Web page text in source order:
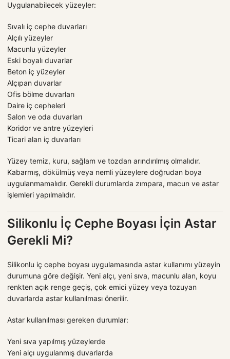
Uygulanabilecek yüzeyler:
Sıvalı iç cephe duvarları
Alçılı yüzeyler
Macunlu yüzeyler
Eski boyalı duvarlar
Beton iç yüzeyler
Alçıpan duvarlar
Ofis bölme duvarları
Daire iç cepheleri
Salon ve oda duvarları
Koridor ve antre yüzeyleri
Ticari alan iç duvarları
Yüzey temiz, kuru, sağlam ve tozdan arındırılmış olmalıdır.
Kabarmış, dökülmüş veya nemli yüzeylere doğrudan boya
uygulanmamalıdır. Gerekli durumlarda zımpara, macun ve astar
işlemleri yapılmalıdır.
Silikonlu İç Cephe Boyası İçin Astar
Gerekli Mi?
Silikonlu iç cephe boyası uygulamasında astar kullanımı yüzeyin
durumuna göre değişir. Yeni alçı, yeni sıva, macunlu alan, koyu
renkten açık renge geçiş, çok emici yüzey veya tozuyan
duvarlarda astar kullanılması önerilir.
Astar kullanılması gereken durumlar:
Yeni sıva yapılmış yüzeylerde
Yeni alçı uygulanmış duvarlarda